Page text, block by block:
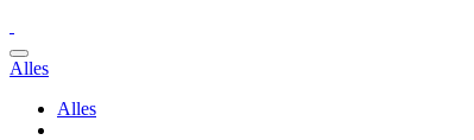
Alles
Alles